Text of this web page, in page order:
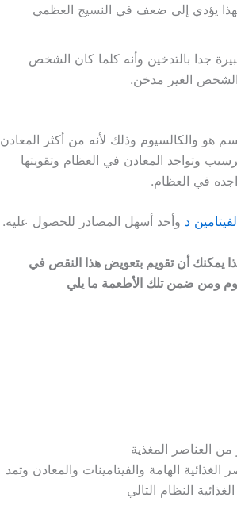
فهذا يؤدي إلى ضعف في النسيج العظمي
جدا بالتدخين وأنه كلما كان الشخص
الغير مدخن.
هو والكالسيوم وذلك لأنه من أكثر المعادن
وتواجد المعادن في العظام وتقويتها
في العظام.
لفيتامين د وأحد أسهل المصادر للحصول عليه.
يمكنك أن تقويم بتعويض هذا النقص في
ومن ضمن تلك الأطعمة ما يلي
العناصر المغذية
الهامة والفيتامينات والمعادن وتمد
النظام التالي